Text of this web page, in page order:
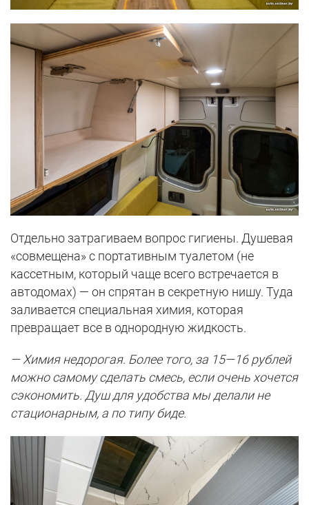
Отдельно затрагиваем вопрос гигиены. Душевая
«совмещена» с портативным туалетом (не
кассетным, который чаще всего встречается в
автодомах) — он спрятан в секретную нишу. Туда
заливается специальная химия, которая
превращает все в однородную жидкость.
— Химия недорогая. Более того, за 15—16 рублей
можно самому сделать смесь, если очень хочется
сэкономить. Душ для удобства мы делали не
стационарным, а по типу биде.